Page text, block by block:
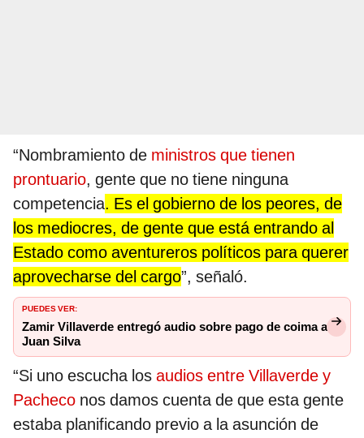
“Nombramiento de ministros que tienen
prontuario, gente que no tiene ninguna
competencia. Es el gobierno de los peores, de
los mediocres, de gente que está entrando al
Estado como aventureros políticos para querer
aprovecharse del cargo”, señaló.
PUEDES VER:
Zamir Villaverde entregó audio sobre pago de coima a
Juan Silva
“Si uno escucha los audios entre Villaverde y
Pacheco nos damos cuenta de que esta gente
estaba planificando previo a la asunción de